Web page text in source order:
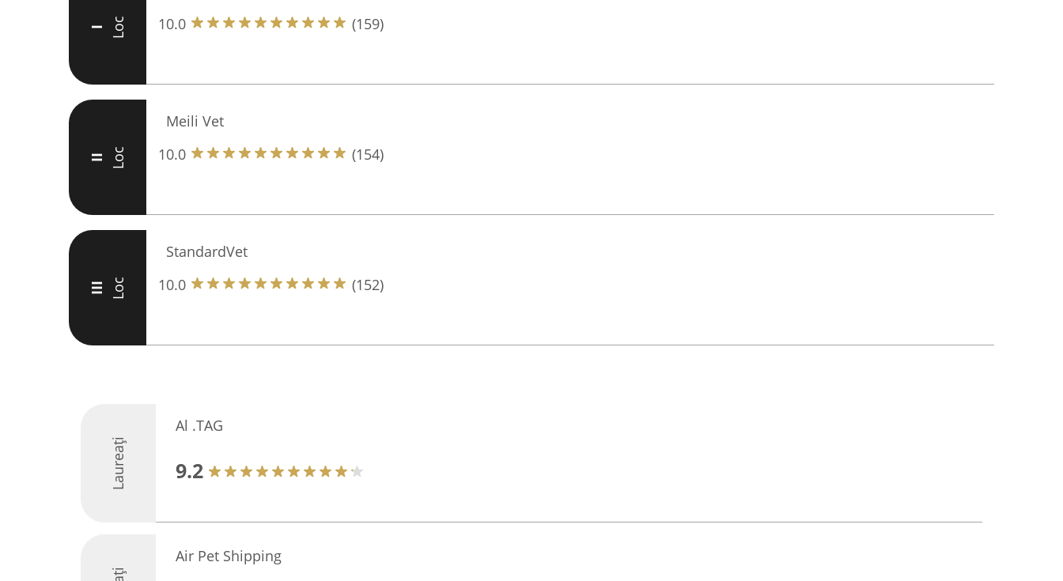
I Loc
10.0
(159)
II Loc
Meili Vet
10.0
(154)
III Loc
StandardVet
10.0
(152)
Laureați
Al .TAG
9.2
Air Pet Shipping